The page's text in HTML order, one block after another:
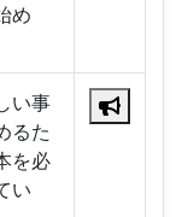
め
い事
るた
を必
い